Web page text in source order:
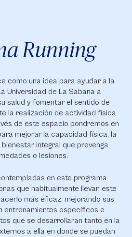
Running
como una idea para ayudar a la
Universidad de La Sabana a
salud y fomentar el sentido de
la realización de actividad física
de este espacio pondremos en
mejorar la capacidad física, la
integral que prevenga
o lesiones.
en este programa
que habitualmente llevan este
más eficaz, mejorando sus
entrenamientos específicos e
que se desarrollaran tanto en la
a ella en donde se puedan